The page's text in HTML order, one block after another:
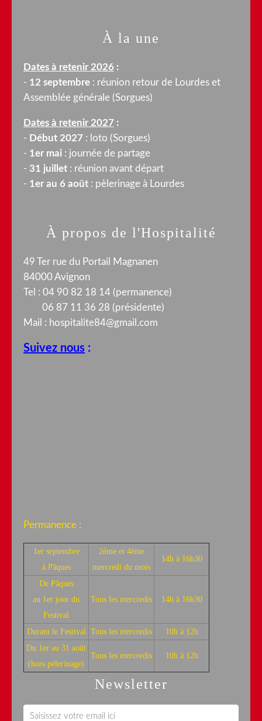
Newsletter
À propos de l'Hospitalité
49 Ter rue du Portail Magnanen
84000 Avignon
Tel : 04 90 82 18 14 (permanence)
06 87 11 36 28 (présidente)
Mail : hospitalite84@gmail.com
Suivez nous :
Permanence :
1er septembre
à Pâques
2ème et 4ème
mercredi du mois
14h à 16h30
De Pâques
au 1er jour du
Festival
Tous les mercredis 14h à 16h30
Durant le Festival Tous les mercredis
10h à 12h
Du 1er au 31 août
(hors pèlerinage)
Tous les mercredis 10h à 12h
À la une
Dates à retenir 2026 :
- 12 septembre : réunion retour de Lourdes et
Assemblée générale (Sorgues)
Dates à retenir 2027 :
- Début 2027 : loto (Sorgues)
- 1er mai : journée de partage
- 31 juillet : réunion avant départ
- 1er au 6 août : pèlerinage à Lourdes